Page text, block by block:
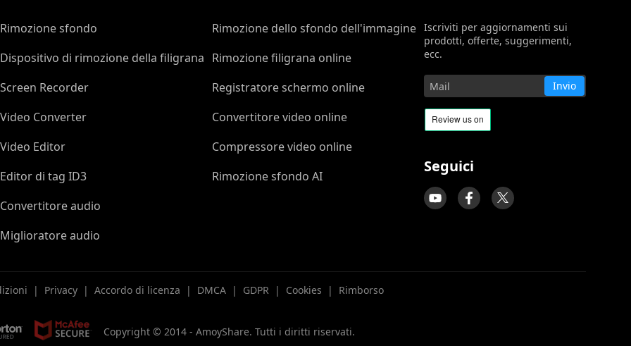
Rimozione sfondo
Dispositivo di rimozione della filigrana
Screen Recorder
Video Converter
Video Editor
Editor di tag ID3
Convertitore audio
Miglioratore audio
Rimozione dello sfondo dell'immagine
Rimozione filigrana online
Registratore schermo online
Convertitore video online
Compressore video online
Rimozione sfondo AI
Iscriviti per aggiornamenti sui
prodotti, offerte, suggerimenti,
ecc.
Invio
Seguici
| Privacy | Accordo di licenza | DMCA | GDPR | Cookies | Rimborso
Copyright © 2014 - AmoyShare. Tutti i diritti riservati.